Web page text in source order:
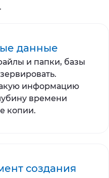
данные
и папки, базы
информацию
времени
копии.
создания